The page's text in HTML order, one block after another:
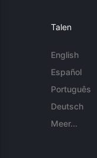
Talen
English
Español
Português
Deutsch
Meer...